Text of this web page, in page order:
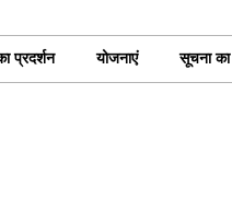
प्रदर्शन योजनाएं सूचना